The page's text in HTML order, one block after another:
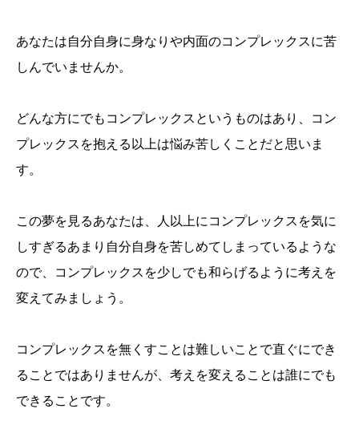
あなたは自分自身に身なりや内面のコンプレックスに苦
しんでいませんか。
どんな方にでもコンプレックスというものはあり、コン
プレックスを抱える以上は悩み苦しくことだと思いま
す。
この夢を見るあなたは、人以上にコンプレックスを気に
しすぎるあまり自分自身を苦しめてしまっているような
ので、コンプレックスを少しでも和らげるように考えを
変えてみましょう。
コンプレックスを無くすことは難しいことで直ぐにでき
ることではありませんが、考えを変えることは誰にでも
できることです。